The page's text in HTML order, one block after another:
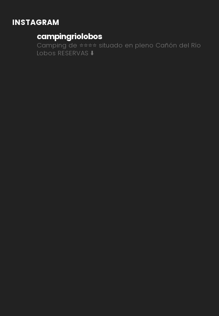
INSTAGRAM
campingriolobos
Camping de ⭐⭐⭐⭐ situado en pleno Cañón del Río
Lobos RESERVAS ⬇️